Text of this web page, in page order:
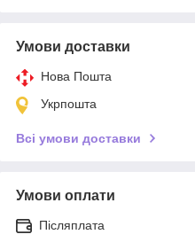
Умови доставки
Нова Пошта
Укрпошта
Всі умови доставки
Умови оплати
Післяплата